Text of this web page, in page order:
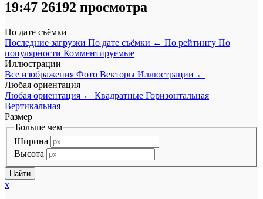
19:47 26192 просмотра
По дате съёмки
Последние загрузки По дате съёмки ← По рейтингу По
популярности Комментируемые
Иллюстрации
Все изображения Фото Векторы Иллюстрации ←
Любая ориентация
Любая ориентация ← Квадратные Горизонтальная
Вертикальная
Размер
Больше чем
Ширина
Высота
x